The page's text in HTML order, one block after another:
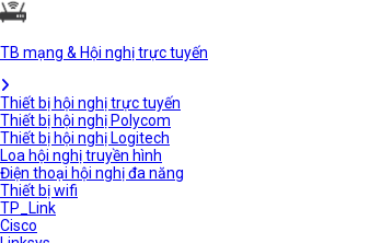
TB mạng & Hội nghị trực tuyến
Thiết bị hội nghị trực tuyến
Thiết bị hội nghị Polycom
Thiết bị hội nghị Logitech
Loa hội nghị truyền hình
Điện thoại hội nghị đa năng
Thiết bị wifi
TP_Link
Cisco